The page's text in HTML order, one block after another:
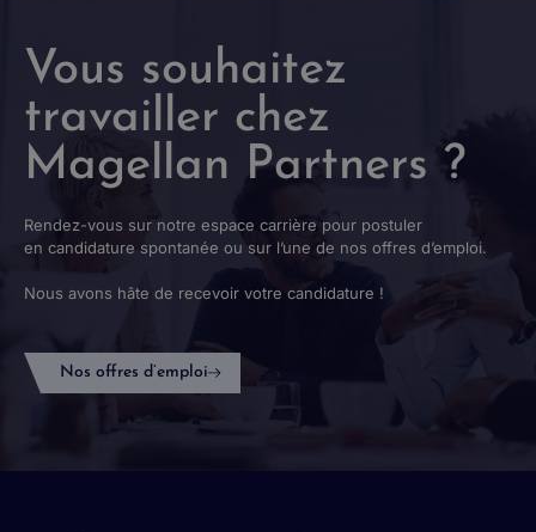
Vous souhaitez
travailler chez
Magellan Partners ?
Rendez-vous sur notre espace carrière pour postuler
en candidature spontanée ou sur l’une de nos offres d’emploi.
Nous avons hâte de recevoir votre candidature !
Nos offres d’emploi